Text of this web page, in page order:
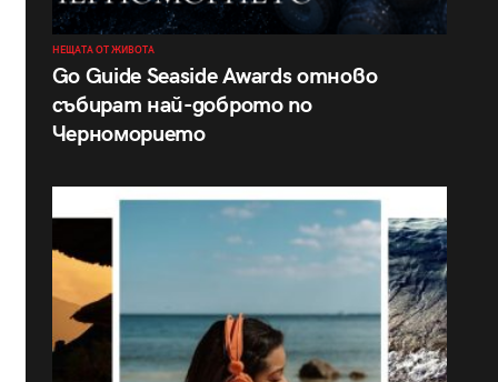
НЕЩАТА ОТ ЖИВОТА
Go Guide Seaside Awards отново
събират най-доброто по
Черноморието